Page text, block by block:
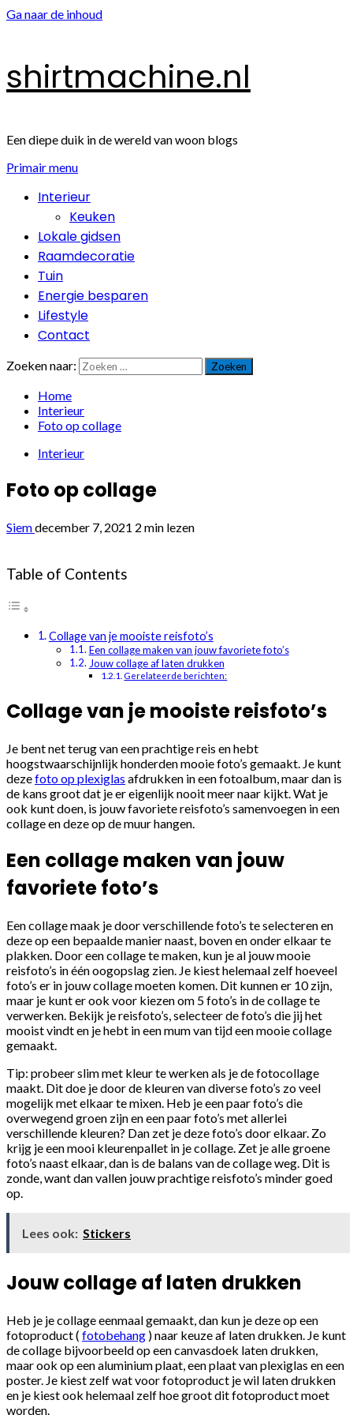
Ga naar de inhoud
shirtmachine.nl
Een diepe duik in de wereld van woon blogs
Primair menu
Interieur
Keuken
Lokale gidsen
Raamdecoratie
Tuin
Energie besparen
Lifestyle
Contact
Zoeken naar:
Home
Interieur
Foto op collage
Interieur
Foto op collage
Siemdecember 7, 2021 2 min lezen
Table of Contents
Collage van je mooiste reisfoto’s
Een collage maken van jouw favoriete foto’s
Jouw collage af laten drukken
Gerelateerde berichten:
Collage van je mooiste reisfoto’s
Je bent net terug van een prachtige reis en hebt
hoogstwaarschijnlijk honderden mooie foto’s gemaakt. Je kunt
dezefoto op plexiglas afdrukken in een fotoalbum, maar dan is
de kans groot dat je er eigenlijk nooit meer naar kijkt. Wat je
ook kunt doen, is jouw favoriete reisfoto’s samenvoegen in een
collage en deze op de muur hangen.
Een collage maken van jouw
favoriete foto’s
Een collage maak je door verschillende foto’s te selecteren en
deze op een bepaalde manier naast, boven en onder elkaar te
plakken. Door een collage te maken, kun je al jouw mooie
reisfoto’s in één oogopslag zien. Je kiest helemaal zelf hoeveel
foto’s er in jouw collage moeten komen. Dit kunnen er 10 zijn,
maar je kunt er ook voor kiezen om 5 foto’s in de collage te
verwerken. Bekijk je reisfoto’s, selecteer de foto’s die jij het
mooist vindt en je hebt in een mum van tijd een mooie collage
gemaakt.
Tip: probeer slim met kleur te werken als je de fotocollage
maakt. Dit doe je door de kleuren van diverse foto’s zo veel
mogelijk met elkaar te mixen. Heb je een paar foto’s die
overwegend groen zijn en een paar foto’s met allerlei
verschillende kleuren? Dan zet je deze foto’s door elkaar. Zo
krijg je een mooi kleurenpallet in je collage. Zet je alle groene
foto’s naast elkaar, dan is de balans van de collage weg. Dit is
zonde, want dan vallen jouw prachtige reisfoto’s minder goed
op.
Lees ook: Stickers
Jouw collage af laten drukken
Heb je je collage eenmaal gemaakt, dan kun je deze op een
fotoproduct ( fotobehang ) naar keuze af laten drukken. Je kunt
de collage bijvoorbeeld op een canvasdoek laten drukken,
maar ook op een aluminium plaat, een plaat van plexiglas en een
poster. Je kiest zelf wat voor fotoproduct je wil laten drukken
en je kiest ook helemaal zelf hoe groot dit fotoproduct moet
worden.